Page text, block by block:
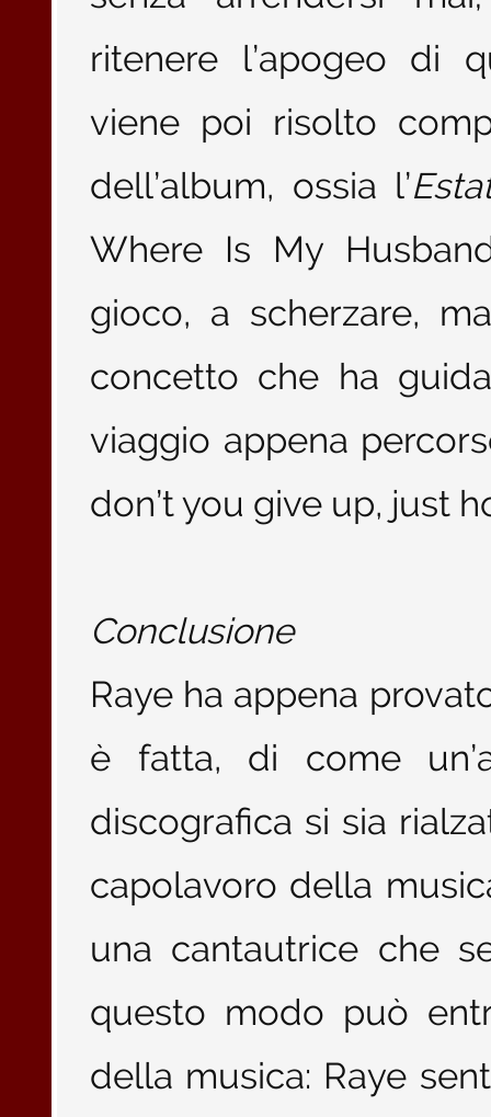
ritenere l’apogeo di
viene poi risolto
dell’album, ossia l’
Where Is My
gioco, a scherzare,
concetto che ha
viaggio appena
don’t you give up, just
Conclusione
Raye ha appena
è fatta, di come
discografica si sia
capolavoro della
una cantautrice che
questo modo può
della musica: Raye